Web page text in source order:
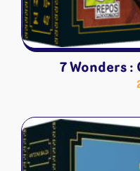
7 Wonders